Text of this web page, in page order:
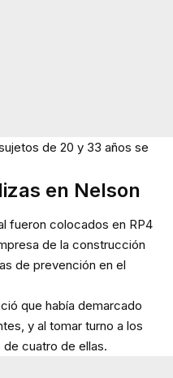
de 20 y 33 años se
en Nelson
fueron colocados en RP4
de la construcción
de prevención en el
que había demarcado
y al tomar turno a los
cuatro de ellas.